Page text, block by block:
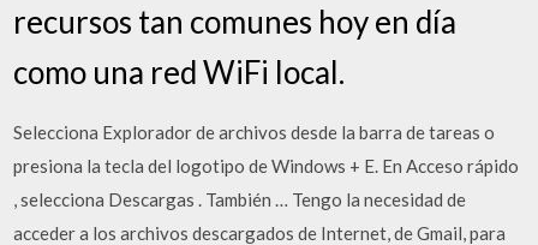
recursos tan comunes hoy en día
como una red WiFi local.
Selecciona Explorador de archivos desde la barra de tareas o
presiona la tecla del logotipo de Windows + E. En Acceso rápido
, selecciona Descargas . También … Tengo la necesidad de
acceder a los archivos descargados de Internet, de Gmail, para